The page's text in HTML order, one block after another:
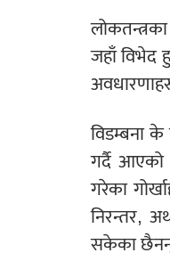
जहाँ विभेद
विडम्बना
गर्दै आएको
गरेका
निरन्तर,
सकेका